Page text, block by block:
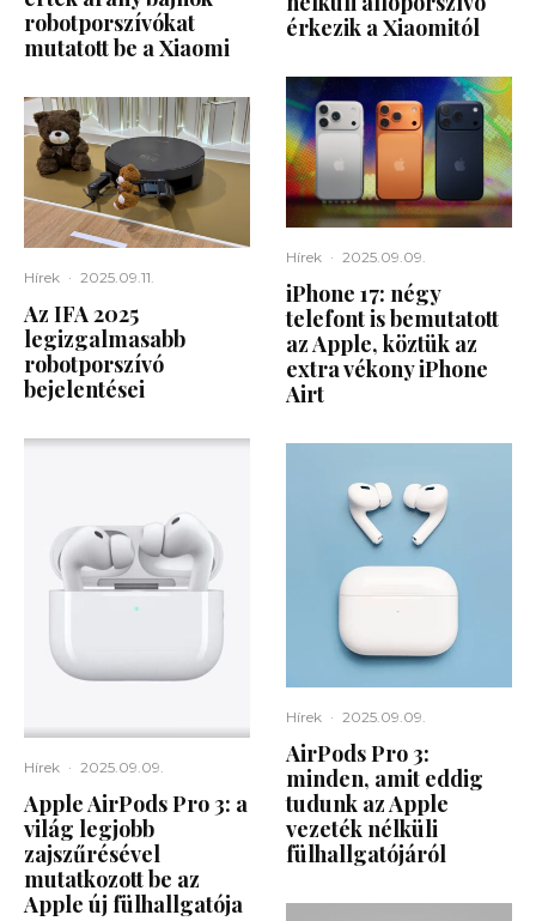
robotporszívókat
mutatott be a Xiaomi
Hírek · 2025.09.11.
Az IFA 2025
legizgalmasabb
robotporszívó
bejelentései
Hírek · 2025.09.09.
Apple AirPods Pro 3: a
világ legjobb
zajszűrésével
mutatkozott be az
Apple új fülhallgatója
érkezik a Xiaomitól
Hírek · 2025.09.09.
iPhone 17: négy
telefont is bemutatott
az Apple, köztük az
extra vékony iPhone
Airt
Hírek · 2025.09.09.
AirPods Pro 3:
minden, amit eddig
tudunk az Apple
vezeték nélküli
fülhallgatójáról